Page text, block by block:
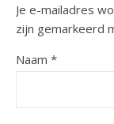
Je e-mailadres
zijn gemarkeerd
Naam *